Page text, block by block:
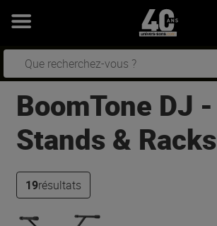
BoomTone DJ -
Stands & Racks
19résultats